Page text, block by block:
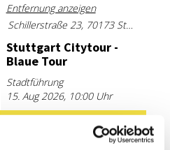
Entfernung anzeigen
Schillerstraße 23, 70173 Stuttgart
Stutt­gart Ci­ty­tour -
Blaue Tour
Stadtführung
15. Aug 2026, 10:00 Uhr
Jetzt buchen